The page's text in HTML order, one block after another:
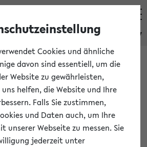
eKVV
Kürze
Veranstaltungen
stattfindenden Veranstaltungen
Cookies und ähnliche
davon sind essentiell, um die
Website zu gewährleisten,
helfen, die Website und Ihre
Falls Sie zustimmen,
und Daten auch, um Ihre
unserer Webseite zu messen. Sie
jederzeit unter